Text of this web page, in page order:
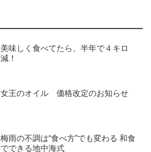
美味しく食べてたら、半年で４キロ
減！
女王のオイル 価格改定のお知らせ
梅雨の不調は“食べ方”でも変わる 和食
でできる地中海式